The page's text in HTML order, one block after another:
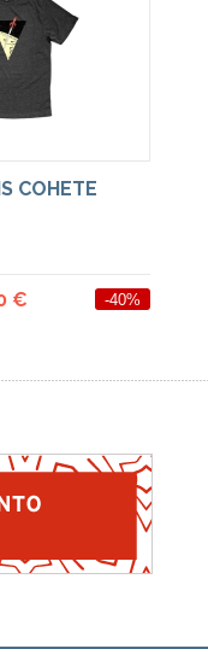
COHETE
€ -40%